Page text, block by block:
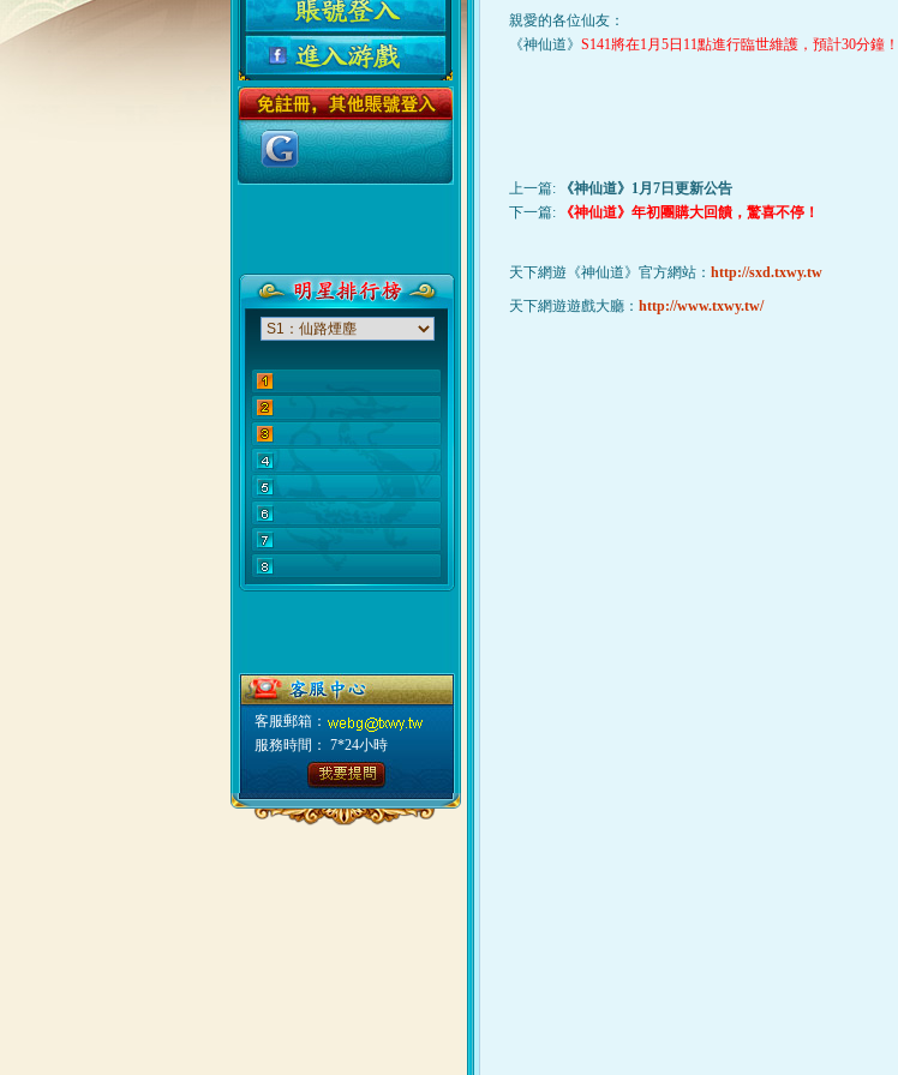
客服郵箱：
服務時間： 7*24小時
親愛的各位仙友：
《神仙道》 S141將在1月5日11點進行臨世維護，預計30分鐘！
上一篇:
《神仙道》1月7日更新公告
下一篇:
《神仙道》年初團購大回饋，驚喜不停！
天下網遊《神仙道》官方網站： http://sxd.txwy.tw
天下網遊遊戲大廳： http://www.txwy.tw/